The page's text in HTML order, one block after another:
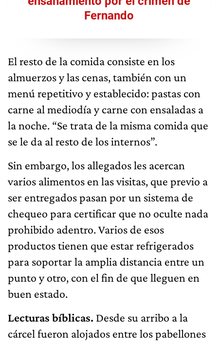
Fernando
El resto de la comida consiste en los
almuerzos y las cenas, también con un
menú repetitivo y establecido: pastas con
carne al mediodía y carne con ensaladas a
la noche. “Se trata de la misma comida que
se le da al resto de los internos”.
Sin embargo, los allegados les acercan
varios alimentos en las visitas, que previo a
ser entregados pasan por un sistema de
chequeo para certificar que no oculte nada
prohibido adentro. Varios de esos
productos tienen que estar refrigerados
para soportar la amplia distancia entre un
punto y otro, con el fin de que lleguen en
buen estado.
Lecturas bíblicas. Desde su arribo a la
cárcel fueron alojados entre los pabellones